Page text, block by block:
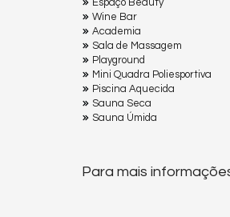
Espaço Beauty
Wine Bar
Academia
Sala de Massagem
Playground
Mini Quadra Poliesportiva
Piscina Aquecida
Sauna Seca
Sauna Úmida
Para mais